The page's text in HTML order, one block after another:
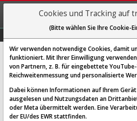
Coursera Aktie:
Analyse (A2QRZ7 |
SCORING SYSTEMS:
Cookies und Tracking auf
(Bitte wählen Sie Ihre Cookie-
Wir verwenden notwendige Cookies, damit
funktioniert. Mit Ihrer Einwilligung
von Partnern, z. B. für eingebettete
Reichweitenmessung und personalisierte
Dabei können Informationen auf Ihrem
ausgelesen und Nutzungsdaten an
oder Meta übermittelt werden. Eine
der EU/des EWR stattfinden.